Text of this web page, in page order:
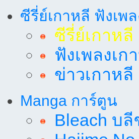
ซีรี่ย์เกาหลี ฟังเพ
ซีรี่ย์เกาหลี
ฟังเพลงเก
ข่าวเกาหลี
Manga การ์ตูน
Bleach บลี